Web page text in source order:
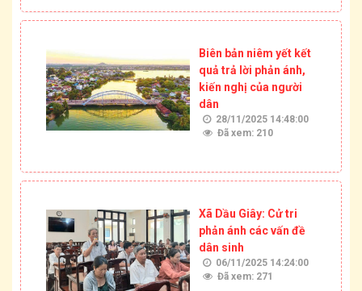
Biên bản niêm yết kết
quả trả lời phản ánh,
kiến nghị của người
dân
28/11/2025 14:48:00
Đã xem: 210
Xã Dầu Giây: Cử tri
phản ánh các vấn đề
dân sinh
06/11/2025 14:24:00
Đã xem: 271